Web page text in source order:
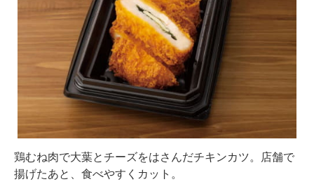
鶏むね肉で大葉とチーズをはさんだチキンカツ。店舗で
揚げたあと、食べやすくカット。